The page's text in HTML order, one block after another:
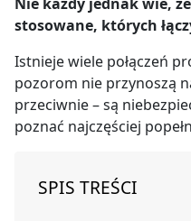
stosowane, których
Istnieje wiele połączeń
pozorom nie przynoszą
przeciwnie – są
poznać najczęściej
SPIS TREŚCI